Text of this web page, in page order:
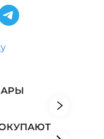
Белый,
джемпер,